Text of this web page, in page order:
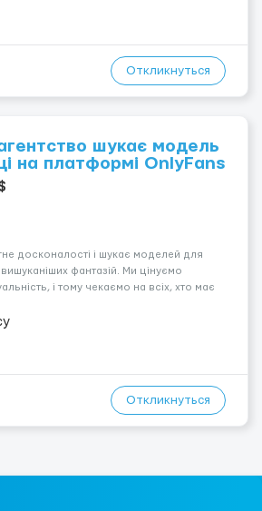
Откликнуться
шукає модель
на платформі OnlyFans
досконалості і шукає моделей для
фантазій. Ми цінуємо
і тому чекаємо на всіх, хто має
для різноманітних типажів. Ваше
Откликнуться